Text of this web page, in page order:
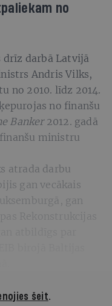
no
drīz darbā Latvijā
Andris Vilks,
no 2010. līdz 2014.
no finanšu
Banker2012. gadā
ministru
atrada darbu
gan vecākais
gan
šeit.